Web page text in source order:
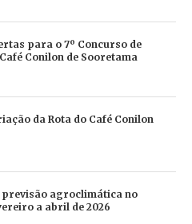
para o 7º Concurso de
Conilon de Sooretama
da Rota do Café Conilon
agroclimática no
a abril de 2026